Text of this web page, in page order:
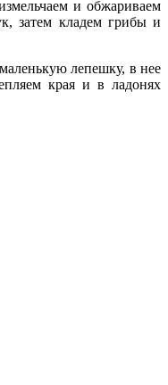
и обжариваем
затем кладем грибы и
лепешку, в нее
края и в ладонях